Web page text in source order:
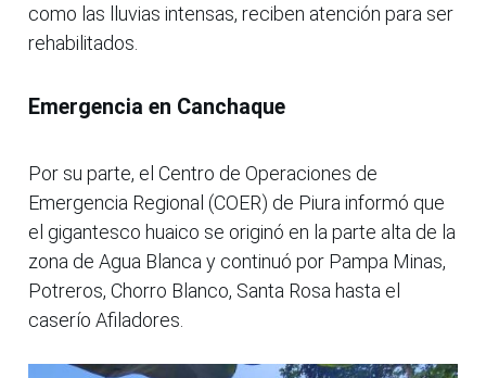
como las lluvias intensas, reciben atención para ser
rehabilitados.
Emergencia en Canchaque
Por su parte, el Centro de Operaciones de
Emergencia Regional (COER) de Piura informó que
el gigantesco huaico se originó en la parte alta de la
zona de Agua Blanca y continuó por Pampa Minas,
Potreros, Chorro Blanco, Santa Rosa hasta el
caserío Afiladores.